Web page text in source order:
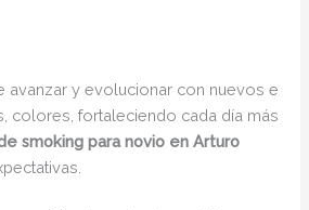
avanzar y evolucionar con nuevos e
colores, fortaleciendo cada día más
smoking para novio en Arturo